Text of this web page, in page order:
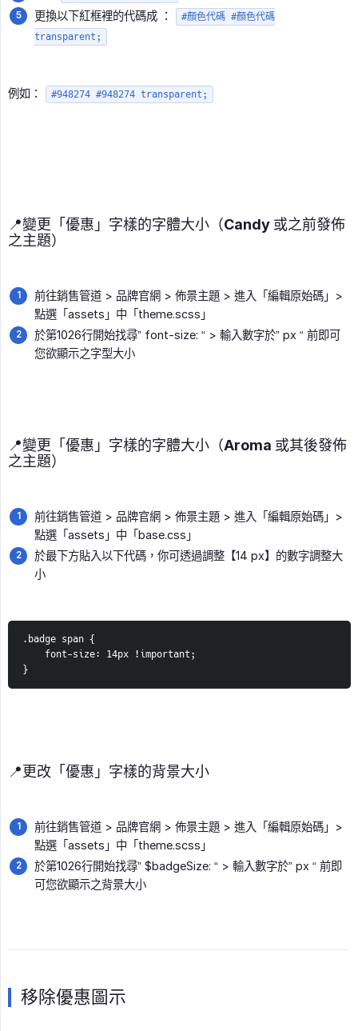
更換以下紅框裡的代碼成 ：
#顏色代碼 #顏色代碼
transparent;
例如： #948274 #948274 transparent;
📍變更「優惠」字樣的字體大小（Candy 或之前發佈
之主題）
前往銷售管道 > 品牌官網 > 佈景主題 > 進入「編輯原始碼」>
點選「assets」中「theme.scss」
於第1026行開始找尋” font-size: “ > 輸入數字於” px “ 前即可
您欲顯示之字型大小
📍變更「優惠」字樣的字體大小（Aroma 或其後發佈
之主題）
前往銷售管道 > 品牌官網 > 佈景主題 > 進入「編輯原始碼」>
點選「assets」中「base.css」
於最下方貼入以下代碼，你可透過調整【14 px】的數字調整大
小
.badge span {
    font-size: 14px !important;
}
📍更改「優惠」字樣的背景大小
前往銷售管道 > 品牌官網 > 佈景主題 > 進入「編輯原始碼」>
點選「assets」中「theme.scss」
於第1026行開始找尋” $badgeSize: “ > 輸入數字於” px “ 前即
可您欲顯示之背景大小
移除優惠圖示